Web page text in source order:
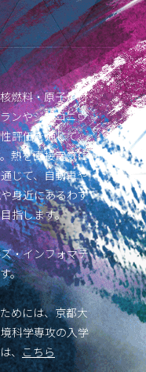
燃料・原子炉材
ンやジルコニウ
評価を通じて、
熱を直接電気に
じて、自動車や
身近にあるわず
指します。
・インフォマテ
。
めには、京都大
科学専攻の入学
、こちら